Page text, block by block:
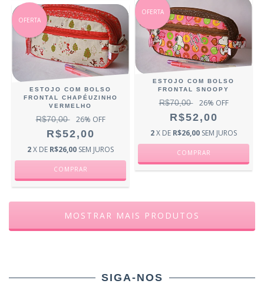
OFERTA
ESTOJO COM BOLSO
FRONTAL CHAPÉUZINHO
VERMELHO
R$70,00 26% OFF
R$52,00
2X DE R$26,00 SEM JUROS
OFERTA
ESTOJO COM BOLSO
FRONTAL SNOOPY
R$70,00 26% OFF
R$52,00
2X DE R$26,00 SEM JUROS
MOSTRAR MAIS PRODUTOS
SIGA-NOS